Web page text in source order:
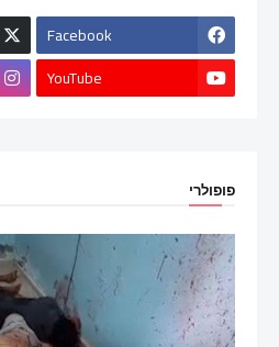
Facebook
YouTube
פופולרי